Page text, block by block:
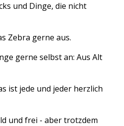
und Dinge, die nicht
Zebra gerne aus.
gerne selbst an: Aus Alt
ist jede und jeder herzlich
und frei - aber trotzdem